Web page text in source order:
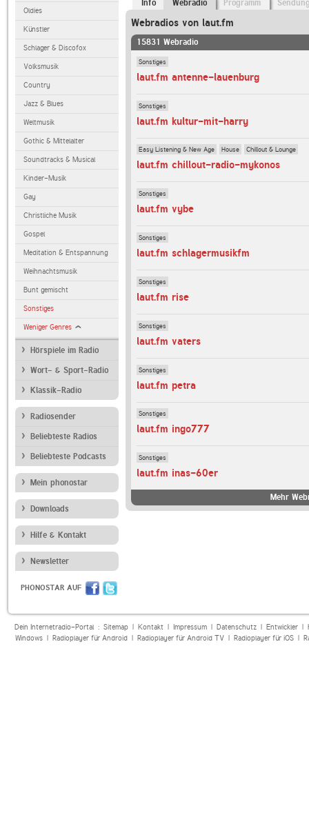
Oldies
Künstler
Schlager & Discofox
Volksmusik
Country
Jazz & Blues
Weltmusik
Gothic & Mittelalter
Soundtracks & Musical
Kinder-Musik
Gay
Christliche Musik
Gospel
Meditation & Entspannung
Weihnachtsmusik
Bunt gemischt
Sonstiges
Weniger Genres
Hörspiele im Radio
Wort- & Sport-Radio
Klassik-Radio
Radiosender
Beliebteste Radios
Beliebteste Podcasts
Mein phonostar
Downloads
Hilfe & Kontakt
Newsletter
PHONOSTAR AUF
Info Webradio Programm
Webradios von laut.fm
15831 Webradio
Sonstiges
laut.fm antenne-lauenburg
Sonstiges
laut.fm kultur-mit-harry
Easy Listening & New Age House Chillout & Lounge
laut.fm chillout-radio-mykonos
Sonstiges
laut.fm vybe
Sonstiges
laut.fm schlagermusikfm
Sonstiges
laut.fm rise
Sonstiges
laut.fm vaters
Sonstiges
laut.fm petra
Sonstiges
laut.fm ingo777
Sonstiges
laut.fm inas-60er
Mehr
Dein Internetradio-Portal : Sitemap| Kontakt| Impressum| Datenschutz| Entwickler|
Windows| Radioplayer für Android| Radioplayer für Android TV| Radioplayer für iOS|